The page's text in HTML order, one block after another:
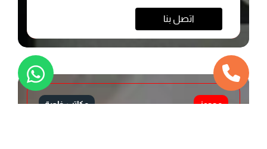
اتصل بنا
مكاتب خاصة محجوز